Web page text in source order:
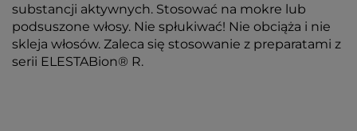
substancji aktywnych. Stosować na mokre lub
podsuszone włosy. Nie spłukiwać! Nie obciąża i nie
skleja włosów. Zaleca się stosowanie z preparatami z
serii ELESTABion® R.